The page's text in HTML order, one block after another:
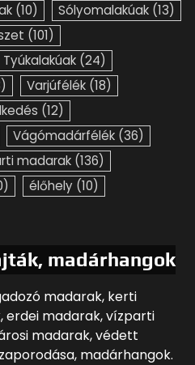
(10) Sólyomalakúak (13)
(101)
Tyúkalakúak (24)
Varjúfélék (18)
(12)
Vágómadárfélék (36)
madarak (136)
élőhely (10)
madárhangok
madarak, kerti
erdei madarak, vízparti
madarak, védett
madárhangok.